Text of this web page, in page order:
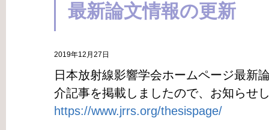
最新論文情報の更新
2019年12月27日
日本放射線影響学会ホームページ最新
介記事を掲載しましたので、お知らせ
https://www.jrrs.org/thesispage/